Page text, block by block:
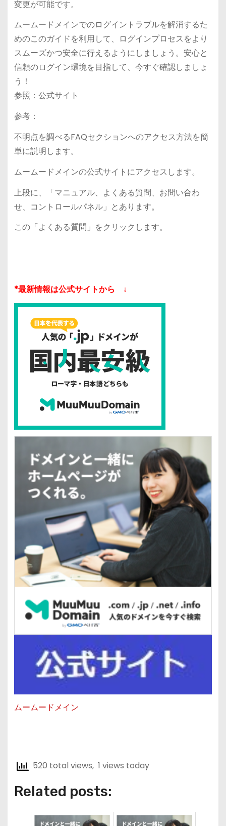
変更が可能です。
ムームードメインでのログイントラブルを解消するた
めのこのガイドを利用して、ログインプロセスをより
スムーズかつ安全に行えるようにしましょう。安心と
信頼のログイン環境を目指して、今すぐ確認しましょ
う！
参照：公式サイト
参考：
不明点を調べるFAQセクションへのアクセス方法を簡
単に説明します。
ムームードメインの公式サイトにアクセスします。
上段に、「マニュアル、よくある質問、お問い合わ
せ、コントロールパネル」とあります。
この「よくある質問」をクリックします。
*最新情報は公式サイトから ↓
ムームードメイン
520 total views, 1 views today
Related posts: